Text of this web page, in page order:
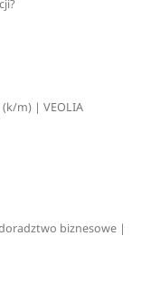
m) | VEOLIA
biznesowe |